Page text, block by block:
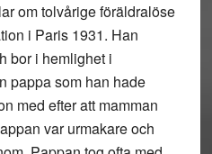
om tolvårige föräldralöse
i Paris 1931. Han
bor i hemlighet i
pappa som han hade
med efter att mamman
var urmakare och